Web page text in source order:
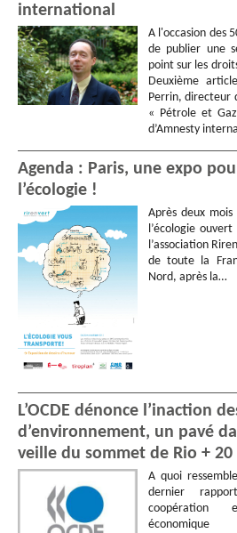
international
A l'occasion des
de publier une
point sur les
Deuxième
Perrin, directeur
« Pétrole et
d’Amnesty
Agenda : Paris, une expo
l’écologie !
Après deux mois
l’écologie
l’association
de toute la
Nord, après la…
L’OCDE dénonce l’inaction
d’environnement, un pavé
veille du sommet de Rio + 20
A quoi
dernier
coopération